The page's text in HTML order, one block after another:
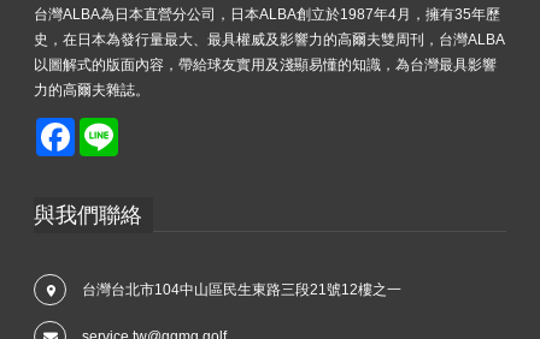
台灣ALBA為日本直營分公司，日本ALBA創立於1987年4月，擁有35年歷
史，在日本為發行量最大、最具權威及影響力的高爾夫雙周刊，台灣ALBA
以圖解式的版面內容，帶給球友實用及淺顯易懂的知識，為台灣最具影響
力的高爾夫雜誌。
Facebook
與我們聯絡
台灣台北市104中山區民生東路三段21號12樓之一